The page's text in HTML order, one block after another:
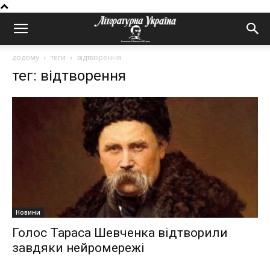
додому теги відтворення
тег: відтворення
Новини
Голос Тараса Шевченка відтворили
завдяки нейромережі